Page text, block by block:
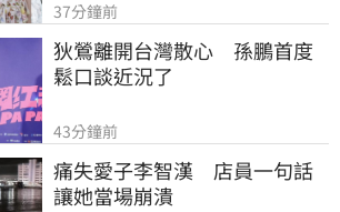
37分鐘前
狄鶯離開台灣散心　孫鵬首度
鬆口談近況了
43分鐘前
痛失愛子李智漢　店員一句話
讓她當場崩潰